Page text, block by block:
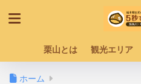
栗山とは 観光エリア
ホーム